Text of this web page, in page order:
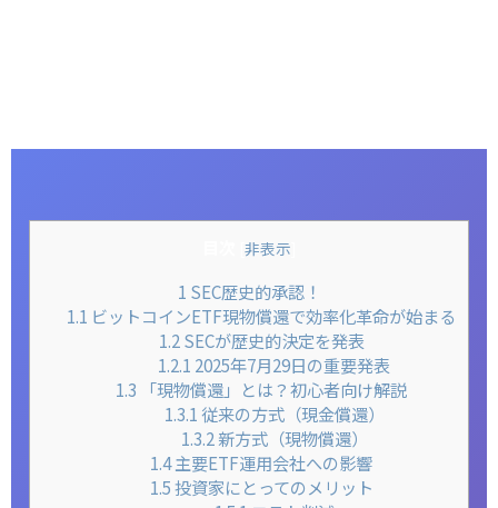
非表示
1 SEC歴史的承認！
1.1 ビットコインETF現物償還で効率化革命が始まる
1.2SECが歴史的決定を発表
1.2.1 2025年7月29日の重要発表
1.3 「現物償還」とは？初心者向け解説
1.3.1従来の方式（現金償還）
1.3.2新方式（現物償還）
1.4主要ETF運用会社への影響
1.5投資家にとってのメリット